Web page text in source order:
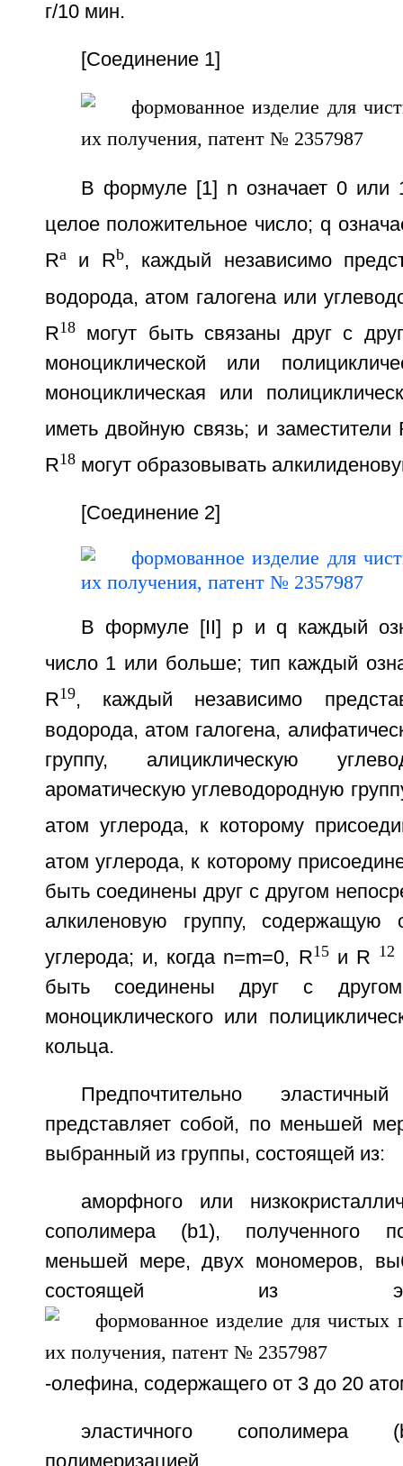
г/10 мин.
[Соединение 1]
В формуле [1] n означает 0 или
целое положительное число; q
Raи Rb, каждый независимо
водорода, атом галогена или
R18могут быть связаны друг с
моноциклической или
моноциклическая или
иметь двойную связь; и заместители
R18могут образовывать
[Соединение 2]
В формуле [II] p и q каждый
число 1 или больше; тип каждый
R19, каждый независимо
водорода, атом галогена,
группу, алициклическую
ароматическую углеводородную
атом углерода, к которому
атом углерода, к которому
быть соединены друг с другом
алкиленовую группу,
углерода; и, когда n=m=0, R15и R 12
быть соединены друг с
моноциклического или
кольца.
Предпочтительно
представляет собой, по меньшей
выбранный из группы, состоящей из:
аморфного или
сополимера (b1), полученного
меньшей мере, двух мономеров,
состоящей из
-олефина, содержащего от 3 до 20
эластичного сополимера
полимеризацией